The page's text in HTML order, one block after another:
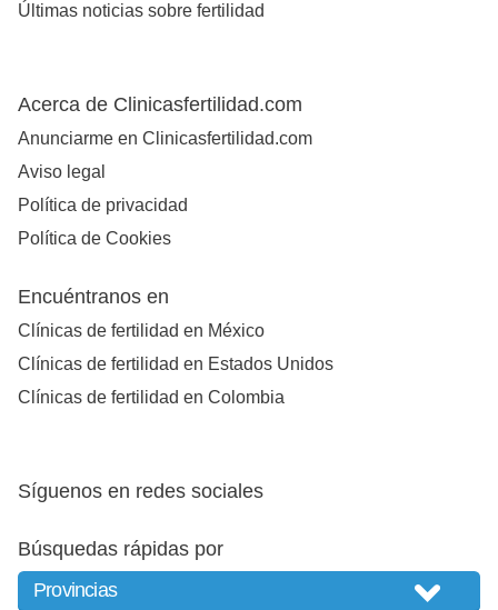
Últimas noticias sobre fertilidad
Acerca de Clinicasfertilidad.com
Anunciarme en Clinicasfertilidad.com
Aviso legal
Política de privacidad
Política de Cookies
Encuéntranos en
Clínicas de fertilidad en México
Clínicas de fertilidad en Estados Unidos
Clínicas de fertilidad en Colombia
Síguenos en redes sociales
Búsquedas rápidas por